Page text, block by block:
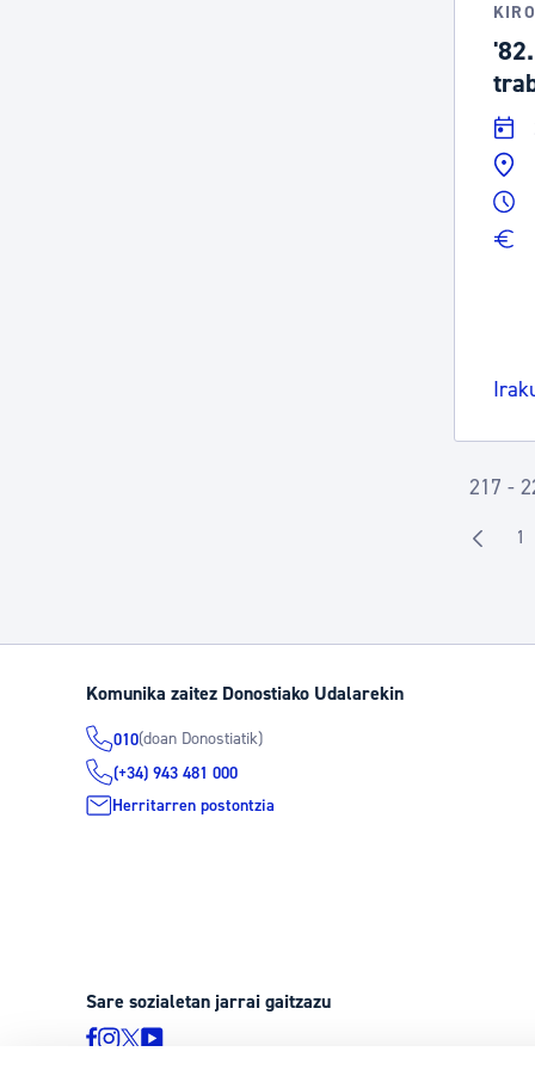
217 -
1
Komunika zaitez Donostiako Udalarekin
010(doan Donostiatik)
(+34) 943 481 000
Herritarren postontzia
Sare sozialetan jarrai gaitzazu